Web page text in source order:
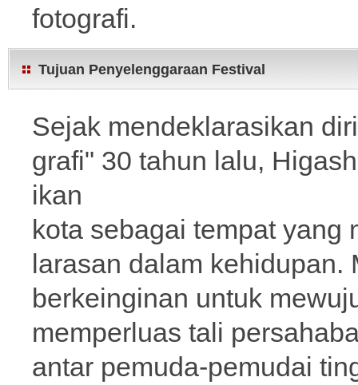
fotografi.
Tujuan Penyelenggaraan Festival
Sejak mendeklarasikan
grafi" 30 tahun lalu,
ikan
kota sebagai tempat yang
larasan dalam kehidupan.
berkeinginan untuk
memperluas tali
antar pemuda-pemudai